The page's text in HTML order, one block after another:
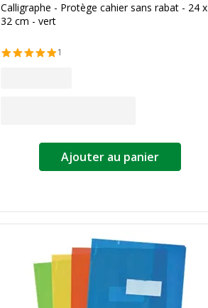
Calligraphe - Protège cahier sans rabat - 24 x
32 cm - vert
1
Ajouter au panier